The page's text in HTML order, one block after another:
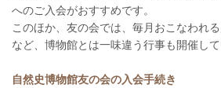
へのご入会がおすすめです。
このほか、友の会では、毎月おこなわれ
など、博物館とは一味違う行事も開催して
自然史博物館友の会の入会手続き